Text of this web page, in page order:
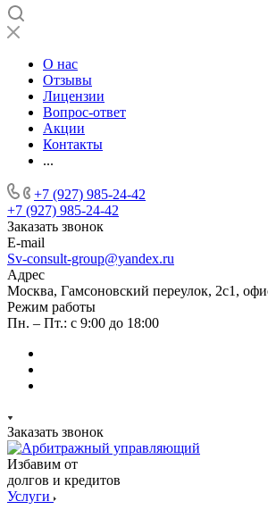
О нас
Отзывы
Лицензии
Вопрос-ответ
Акции
Контакты
...
+7 (927) 985-24-42
+7 (927) 985-24-42
Заказать звонок
E-mail
Sv-consult-group@yandex.ru
Адрес
Москва, Гамсоновский переулок, 2с1,
Режим работы
Пн. – Пт.: с 9:00 до 18:00
Заказать звонок
Избавим от
долгов и кредитов
Услуги